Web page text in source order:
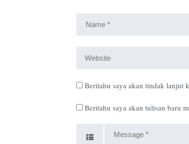
Beritahu saya akan tindak lanjut
Beritahu saya akan tulisan baru